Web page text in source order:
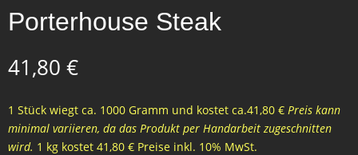
Porterhouse Steak
41,80 €
1 Stück wiegt ca. 1000 Gramm und kostet ca.41,80 € Preis kann
minimal variieren, da das Produkt per Handarbeit zugeschnitten
wird. 1 kg kostet 41,80 € Preise inkl. 10% MwSt.